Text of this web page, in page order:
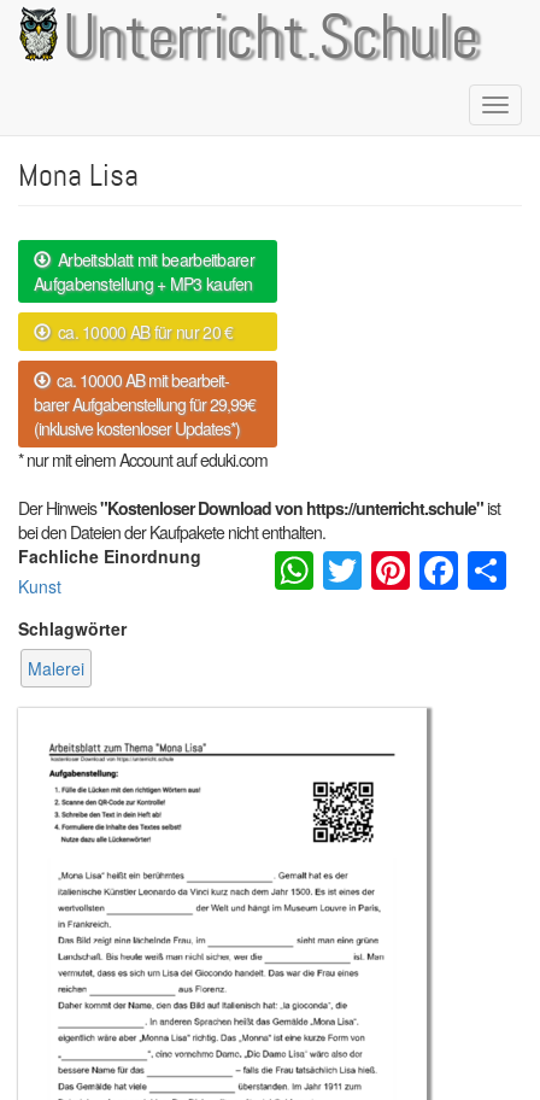
Direkt
zum
Inhalt
Unterricht.Schule
Mona Lisa
Arbeitsblatt mit bearbeitbarer
Aufgabenstellung + MP3 kaufen
ca. 10000 AB für nur 20 €
ca. 10000 AB mit bearbeit-
barer Aufgabenstellung für 29,99€
(inklusive kostenloser Updates*)
* nur mit einem Account auf eduki.com
Der Hinweis"Kostenloser Download von https://unterricht.schule"ist
bei den Dateien der Kaufpakete nicht enthalten.
Fachliche Einordnung
Kunst
Schlagwörter
Malerei
WhatsApp
Twitter